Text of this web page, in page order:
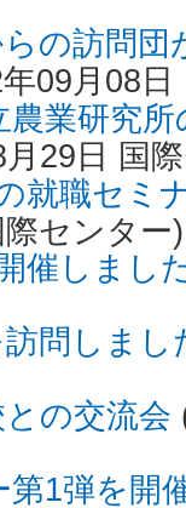
の訪問団
09月08日
業研究
29日 国
就職セミ
際センター)
催しまし
訪問しま
の交流会
1弾を開